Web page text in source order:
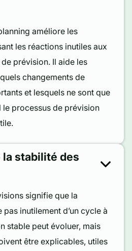
améliore les
les réactions inutiles aux
prévision. Il aide les
changements de
et lesquels ne sont que
le processus de prévision
la stabilité des
signifie que la
inutilement d’un cycle à
stable peut évoluer, mais
être explicables, utiles